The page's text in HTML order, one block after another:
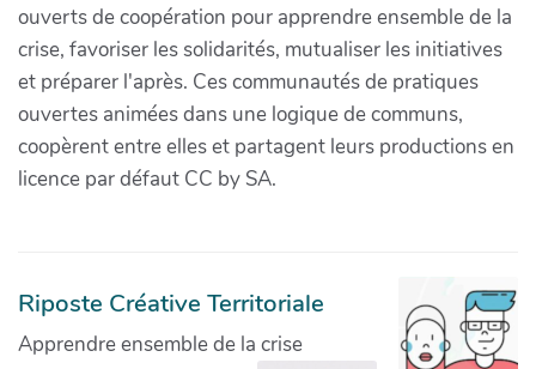
ouverts de coopération pour apprendre ensemble de la
crise, favoriser les solidarités, mutualiser les initiatives
et préparer l'après. Ces communautés de pratiques
ouvertes animées dans une logique de communs,
coopèrent entre elles et partagent leurs productions en
licence par défaut CC by SA.
Riposte Créative Territoriale
Apprendre ensemble de la crise